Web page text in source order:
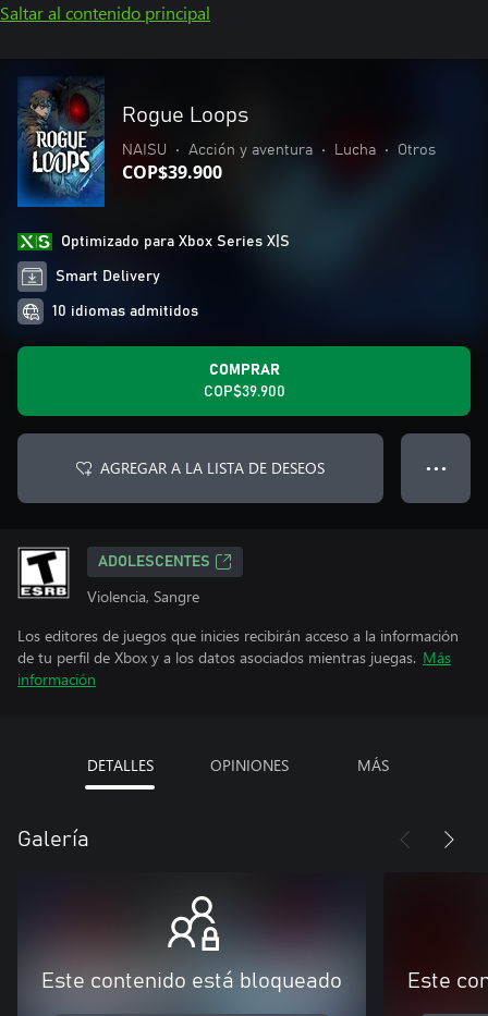
Saltar al contenido principal
Rogue Loops
NAISU • Acción y aventura • Lucha • Otros
COP$39.900
Optimizado para Xbox Series X|S
Smart Delivery
10 idiomas admitidos
COMPRAR
COP$39.900
AGREGAR A LA LISTA DE DESEOS ● ● ●
ADOLESCENTES
Violencia, Sangre
Los editores de juegos que inicies recibirán acceso a la información
de tu perfil de Xbox y a los datos asociados mientras juegas. Más
información
DETALLES OPINIONES MÁS
Galería
Este contenido está bloqueado Este